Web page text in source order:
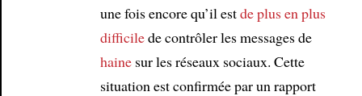
une fois encore qu’il estde plus en plus
difficilede contrôler les messages de
hainesur les réseaux sociaux. Cette
situation est confirmée par un rapport